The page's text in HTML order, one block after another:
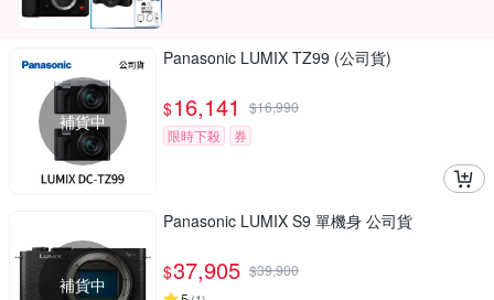
補貨中
Panasonic LUMIX TZ99 (公司貨)
$16,141 $16,990
限時下殺
券
補貨中
Panasonic LUMIX S9 單機身 公司貨
$37,905 $39,900